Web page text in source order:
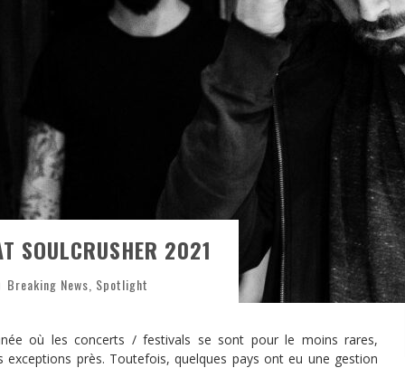
SOULCRUSHER 2021
Breaking News Spotlight
où les concerts / festivals se sont pour le moins rares,
exceptions près. Toutefois, quelques pays ont eu une gestion